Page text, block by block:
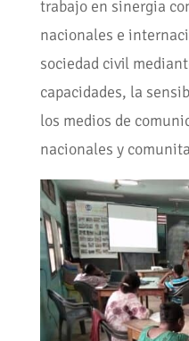
trabajo en sinergia
nacionales e
sociedad civil
capacidades, la
los medios de
nacionales y